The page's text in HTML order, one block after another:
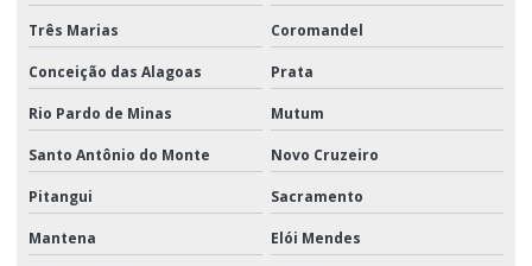
Três Marias Coromandel
Conceição das Alagoas Prata
Rio Pardo de Minas Mutum
Santo Antônio do Monte Novo Cruzeiro
Pitangui Sacramento
Mantena Elói Mendes